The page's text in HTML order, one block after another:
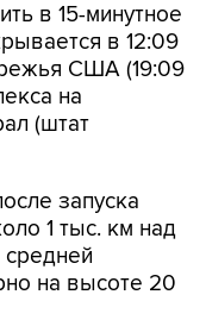
в 15-минутное
в 12:09
США (19:09
на
(штат
запуска
1 тыс. км над
на высоте 20